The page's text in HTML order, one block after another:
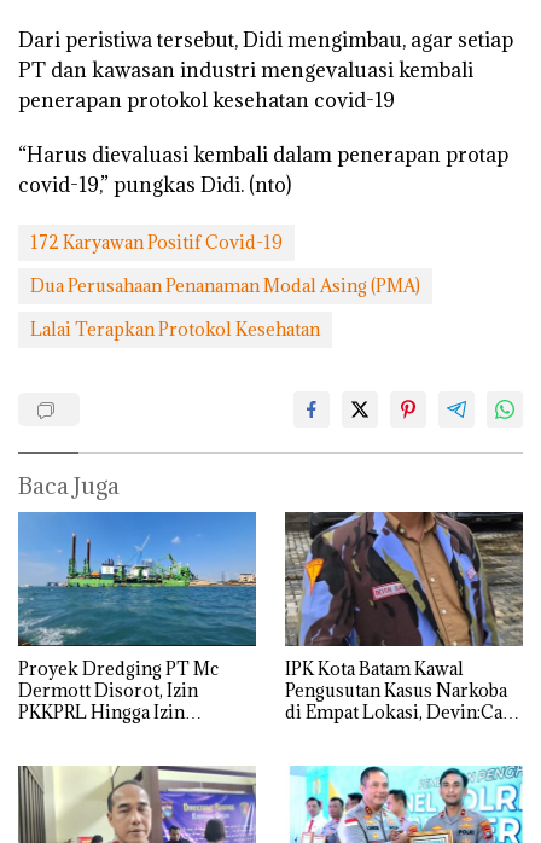
Dari peristiwa tersebut, Didi mengimbau, agar setiap
PT dan kawasan industri mengevaluasi kembali
penerapan protokol kesehatan covid-19
“Harus dievaluasi kembali dalam penerapan protap
covid-19,” pungkas Didi. (nto)
172 Karyawan Positif Covid-19
Dua Perusahaan Penanaman Modal Asing (PMA)
Lalai Terapkan Protokol Kesehatan
Baca Juga
Proyek Dredging PT Mc
Dermott Disorot, Izin
PKKPRL Hingga Izin
IPK Kota Batam Kawal
Pengusutan Kasus Narkoba
di Empat Lokasi, Devin:Cari